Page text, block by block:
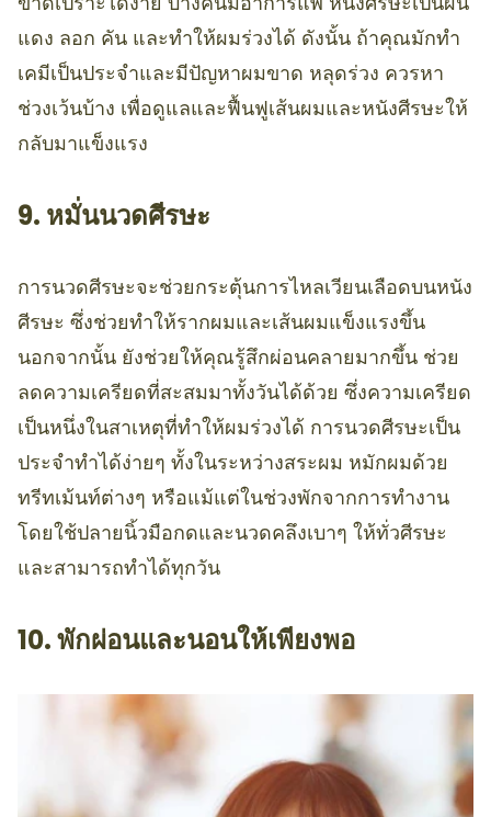
แดง ลอก คัน และทำให้ผมร่วงได้ ดังนั้น ถ้าคุณมักทำ
เคมีเป็นประจำและมีปัญหาผมขาด หลุดร่วง ควรหา
ช่วงเว้นบ้าง เพื่อดูแลและฟื้นฟูเส้นผมและหนังศีรษะให้
กลับมาแข็งแรง
9. หมั่นนวดศีรษะ
การนวดศีรษะจะช่วยกระตุ้นการไหลเวียนเลือดบนหนัง
ศีรษะ ซึ่งช่วยทำให้รากผมและเส้นผมแข็งแรงขึ้น
นอกจากนั้น ยังช่วยให้คุณรู้สึกผ่อนคลายมากขึ้น ช่วย
ลดความเครียดที่สะสมมาทั้งวันได้ด้วย ซึ่งความเครียด
เป็นหนึ่งในสาเหตุที่ทำให้ผมร่วงได้ การนวดศีรษะเป็น
ประจำทำได้ง่ายๆ ทั้งในระหว่างสระผม หมักผมด้วย
ทรีทเม้นท์ต่างๆ หรือแม้แต่ในช่วงพักจากการทำงาน
โดยใช้ปลายนิ้วมือกดและนวดคลึงเบาๆ ให้ทั่วศีรษะ
และสามารถทำได้ทุกวัน
10. พักผ่อนและนอนให้เพียงพอ